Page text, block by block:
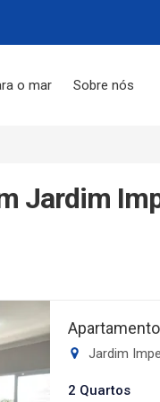
o mar Sobre nós
Jardim
Jardim
2 Quartos